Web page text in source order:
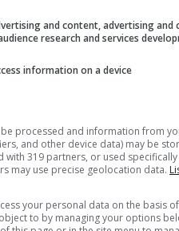
and content, advertising and
research and services
information on a device
processed and information from
and other device data) may be
with 319 partners, or used
may use precise geolocation data.
your personal data on the basis
to by managing your options